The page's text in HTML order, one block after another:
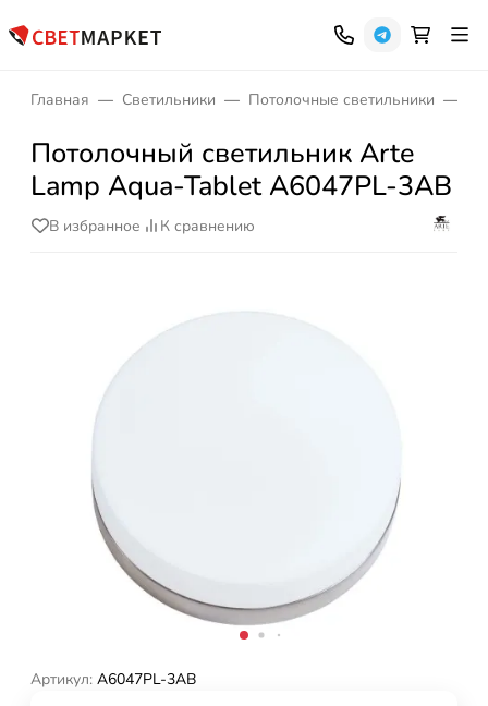
Главная Светильники Потолочные светильники
Потолочный светильник Arte
Lamp Aqua-Tablet A6047PL-3AB
В избранное К сравнению
Артикул: A6047PL-3AB